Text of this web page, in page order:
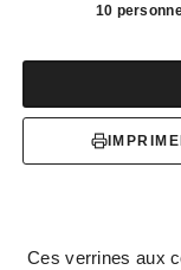
10
Ces verrines aux